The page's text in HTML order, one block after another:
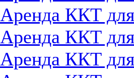
ККТ
ККТ для
ККТ